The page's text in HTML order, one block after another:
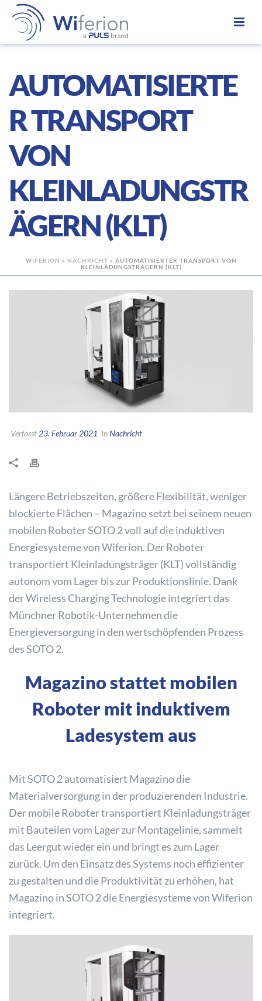
AUTOMATISIERTE
R TRANSPORT
VON
KLEINLADUNGSTR
ÄGERN (KLT)
WIFERION » NACHRICHT » AUTOMATISIERTER TRANSPORT VON
KLEINLADUNGSTRÄGERN (KLT)
Verfasst 23. Februar 2021 InNachricht
Längere Betriebszeiten, größere Flexibilität, weniger
blockierte Flächen – Magazino setzt bei seinem neuen
mobilen Roboter SOTO 2 voll auf die induktiven
Energiesysteme von Wiferion. Der Roboter
transportiert Kleinladungsträger (KLT) vollständig
autonom vom Lager bis zur Produktionslinie. Dank
der Wireless Charging Technologie integriert das
Münchner Robotik-Unternehmen die
Energieversorgung in den wertschöpfenden Prozess
des SOTO 2.
Magazino stattet mobilen
Roboter mit induktivem
Ladesystem aus
Mit SOTO 2 automatisiert Magazino die
Materialversorgung in der produzierenden Industrie.
Der mobile Roboter transportiert Kleinladungsträger
mit Bauteilen vom Lager zur Montagelinie, sammelt
das Leergut wieder ein und bringt es zum Lager
zurück. Um den Einsatz des Systems noch effizienter
zu gestalten und die Produktivität zu erhöhen, hat
Magazino in SOTO 2 die Energiesysteme von Wiferion
integriert.